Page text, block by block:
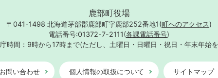
鹿部町役場
〒041-1498 北海道茅部郡鹿部町字鹿部252番地1(町へのアクセス)
電話番号:01372-7-2111(各課電話番号)
時間：9時から17時まで(ただし、土曜日・日曜日・祝日・年末年始
問い合わせ 個人情報の取扱について サイトマップ